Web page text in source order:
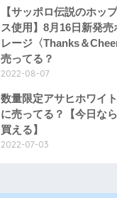
【サッポロ伝説のホッ
ス使用】8月16日新発
レージ〈Thanks＆
売ってる？
2022-08-07
数量限定アサヒホワイ
に売ってる？【今日な
買える】
2022-07-03